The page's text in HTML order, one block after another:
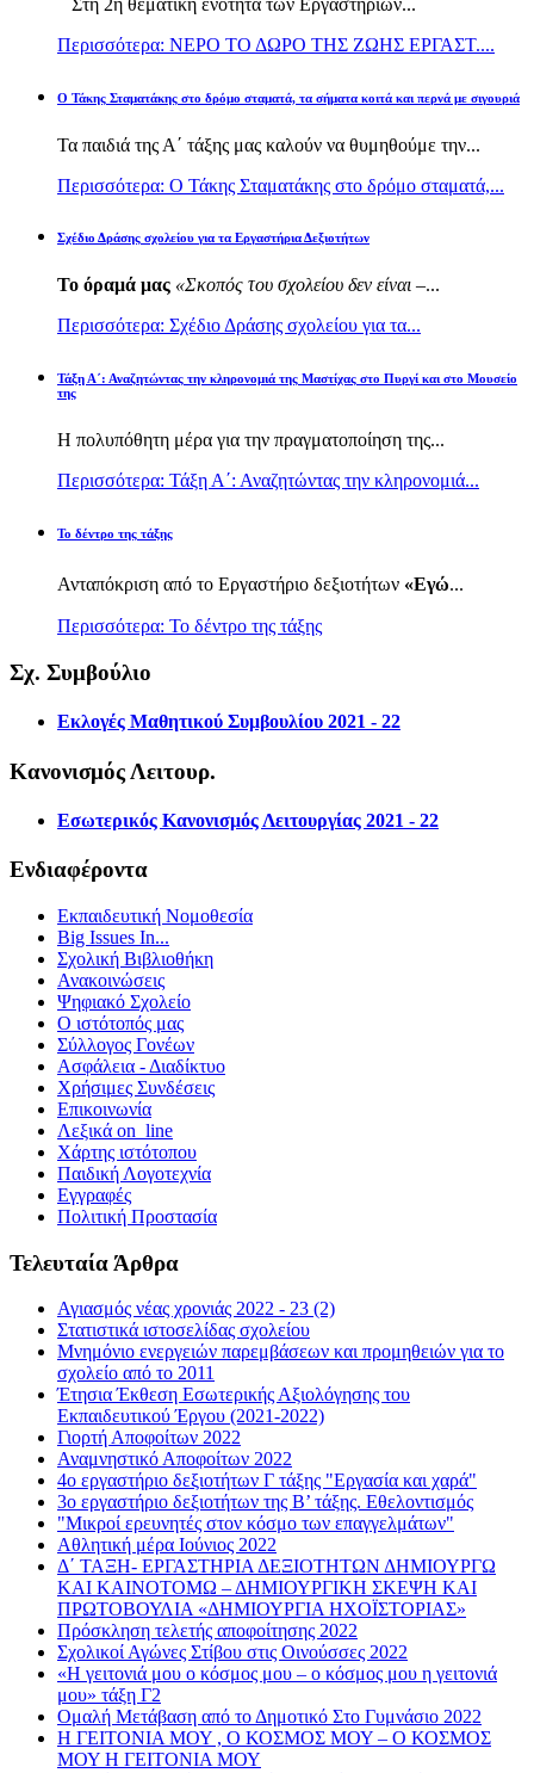
Περισσότερα: ΝΕΡΟ ΤΟ ΔΩΡΟ ΤΗΣ ΖΩΗΣ ΕΡΓΑΣΤ....
Ο Τάκης Σταματάκης στο δρόμο σταματά, τα σήματα κοιτά και περνά με σιγουριά
Τα παιδιά της Α΄ τάξης μας καλούν να θυμηθούμε την...
Περισσότερα: Ο Τάκης Σταματάκης στο δρόμο σταματά,...
Σχέδιο Δράσης σχολείου για τα Εργαστήρια Δεξιοτήτων
Το όραμά μας «Σκοπός του σχολείου δεν είναι –...
Περισσότερα: Σχέδιο Δράσης σχολείου για τα...
Τάξη Α΄: Αναζητώντας την κληρονομιά της Μαστίχας στο Πυργί και στο Μουσείο
της
Η πολυπόθητη μέρα για την πραγματοποίηση της...
Περισσότερα: Τάξη Α΄: Αναζητώντας την κληρονομιά...
Το δέντρο της τάξης
Ανταπόκριση από το Εργαστήριο δεξιοτήτων «Εγώ...
Περισσότερα: Το δέντρο της τάξης
Σχ. Συμβούλιο
Εκλογές Μαθητικού Συμβουλίου 2021 - 22
Κανονισμός Λειτουρ.
Εσωτερικός Κανονισμός Λειτουργίας 2021 - 22
Ενδιαφέροντα
Εκπαιδευτική Νομοθεσία
Big Issues In...
Σχολική Βιβλιοθήκη
Ανακοινώσεις
Ψηφιακό Σχολείο
Ο ιστότοπός μας
Σύλλογος Γονέων
Ασφάλεια - Διαδίκτυο
Χρήσιμες Συνδέσεις
Επικοινωνία
Λεξικά on_line
Χάρτης ιστότοπου
Παιδική Λογοτεχνία
Εγγραφές
Πολιτική Προστασία
Τελευταία Άρθρα
Αγιασμός νέας χρονιάς 2022 - 23 (2)
Στατιστικά ιστοσελίδας σχολείου
Μνημόνιο ενεργειών παρεμβάσεων και προμηθειών για το
σχολείο από το 2011
Έτησια Έκθεση Εσωτερικής Αξιολόγησης του
Εκπαιδευτικού Έργου (2021-2022)
Γιορτή Αποφοίτων 2022
Αναμνηστικό Αποφοίτων 2022
4ο εργαστήριο δεξιοτήτων Γ τάξης "Εργασία και χαρά"
3ο εργαστήριο δεξιοτήτων της Β’ τάξης. Εθελοντισμός
"Μικροί ερευνητές στον κόσμο των επαγγελμάτων"
Αθλητική μέρα Ιούνιος 2022
Δ΄ ΤΑΞΗ- ΕΡΓΑΣΤΗΡΙΑ ΔΕΞΙΟΤΗΤΩΝ ΔΗΜΙΟΥΡΓΩ
ΚΑΙ ΚΑΙΝΟΤΟΜΩ – ΔΗΜΙΟΥΡΓΙΚΗ ΣΚΕΨΗ ΚΑΙ
ΠΡΩΤΟΒΟΥΛΙΑ «ΔΗΜΙΟΥΡΓΙΑ ΗΧΟΪΣΤΟΡΙΑΣ»
Πρόσκληση τελετής αποφοίτησης 2022
Σχολικοί Αγώνες Στίβου στις Οινούσσες 2022
«Η γειτονιά μου ο κόσμος μου – ο κόσμος μου η γειτονιά
μου» τάξη Γ2
Ομαλή Μετάβαση από το Δημοτικό Στο Γυμνάσιο 2022
Η ΓΕΙΤΟΝΙΑ ΜΟΥ , Ο ΚΟΣΜΟΣ ΜΟΥ – Ο ΚΟΣΜΟΣ
ΜΟΥ Η ΓΕΙΤΟΝΙΑ ΜΟΥ